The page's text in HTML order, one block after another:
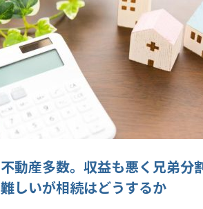
不動産多数。収益も悪く兄弟分
難しいが相続はどうするか